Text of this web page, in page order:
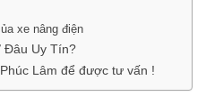
xe nâng điện
Đâu Uy Tín?
Lâm để được tư vấn !